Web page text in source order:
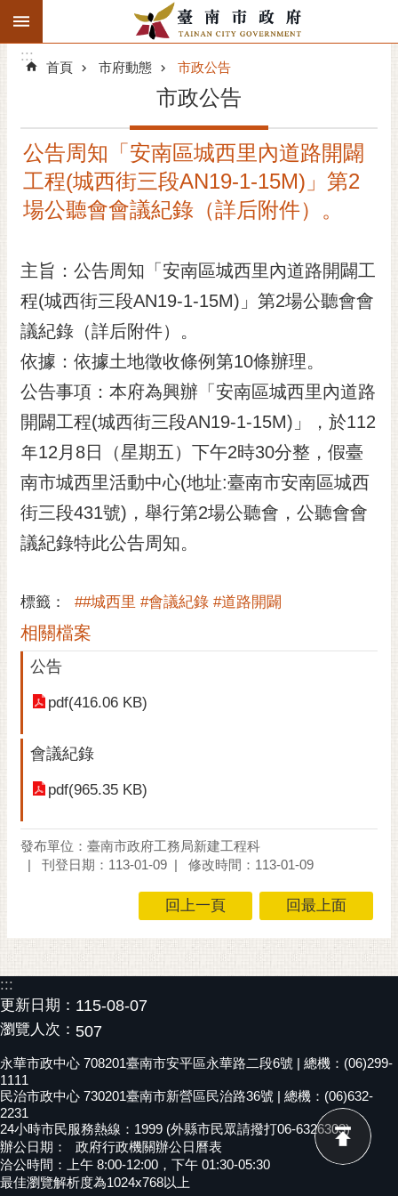
跳到主要內容區塊
搜
階
精彩府城
市府動態
市政資訊
市民互動
黃
偉
哲
光
花
桐
祭
覽
訂
閱
信
箱
English
日
本
語
隱
:::
:::
首頁 市府動態 市政公告
市政公告
公告周知「安南區城西里內道路開闢
工程(城西街三段AN19-1-15M)」第2
場公聽會會議紀錄（詳后附件）。
主旨：公告周知「安南區城西里內道路開闢工
程(城西街三段AN19-1-15M)」第2場公聽會會
議紀錄（詳后附件）。
依據：依據土地徵收條例第10條辦理。
公告事項：本府為興辦「安南區城西里內道路
開闢工程(城西街三段AN19-1-15M)」，於112
年12月8日（星期五）下午2時30分整，假臺
南市城西里活動中心(地址:臺南市安南區城西
街三段431號)，舉行第2場公聽會，公聽會會
議紀錄特此公告周知。
標籤： ##城西里 #會議紀錄 #道路開闢
相關檔案
公告
pdf(416.06 KB)
會議紀錄
pdf(965.35 KB)
發布單位：臺南市政府工務局新建工程科
刊登日期：113-01-09
修改時間：113-01-09
回上一頁 回最上面
:::
更新日期： 115-08-07
瀏覽人次： 507
永華市政中心 708201臺南市安平區永華路二段6號 | 總機：(06)299-
1111
民治市政中心 730201臺南市新營區民治路36號 | 總機：(06)632-
2231
24小時市民服務熱線：1999 (外縣市民眾請撥打06-6326303)
辦公日期：
政府行政機關辦公日曆表
洽公時間：上午 8:00-12:00，下午 01:30-05:30
最佳瀏覽解析度為1024x768以上